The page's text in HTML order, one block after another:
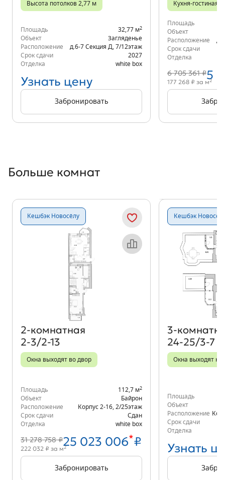
Высота потолков 2,77 м
Площадь 32,77 м2
Объект
Загляденье
Расположение
д.6-7 Секция Д 7/12этаж
Срок сдачи
2027
Отделка
white box
Узнать цену
Забронировать
Кухня-гостиная
Площадь
Объект
Расположение
Срок сдачи
Отделка
6 705 361 ₽5
177 268 ₽ за м2
Больше комнат
Кешбэк Новосёлу
Объект месяца
2‑комнатная
2-3/2-13
Окна выходят во двор
Площадь 112,7 м2
Объект
Байрон
Расположение
Корпус 2-16 2/25этаж
Срок сдачи
Сдан
Отделка
white box
31 278 758 ₽25 023 006*₽
222 032 ₽ за м2
Забронировать
Кешбэк
24-25/3-7
Окна выходят на
Площадь
Объект
Расположение
Срок сдачи
Отделка
Узнать